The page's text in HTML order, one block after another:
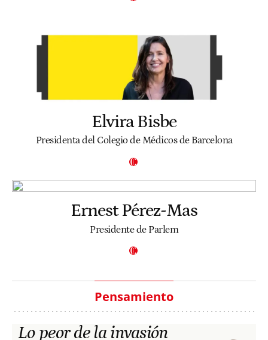
Elvira Bisbe
Presidenta del Colegio de Médicos de Barcelona
Ernest Pérez-Mas
Presidente de Parlem
Pensamiento
Lo peor de la invasión